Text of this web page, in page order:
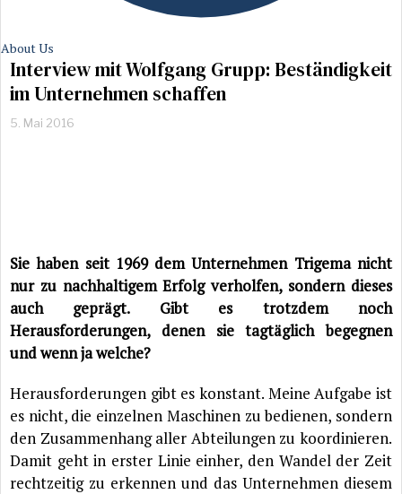
About Us
Interview mit Wolfgang Grupp: Beständigkeit
im Unternehmen schaffen
5. Mai 2016
Sie haben seit 1969 dem Unternehmen Trigema nicht
nur zu nachhaltigem Erfolg verholfen, sondern dieses
auch geprägt. Gibt es trotzdem noch
Herausforderungen, denen sie tagtäglich begegnen
und wenn ja welche?
Herausforderungen gibt es konstant. Meine Aufgabe ist
es nicht, die einzelnen Maschinen zu bedienen, sondern
den Zusammenhang aller Abteilungen zu koordinieren.
Damit geht in erster Linie einher, den Wandel der Zeit
rechtzeitig zu erkennen und das Unternehmen diesem